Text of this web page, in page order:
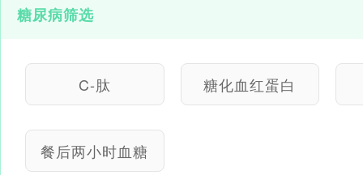
糖尿病筛选
C-肽 糖化血红蛋白
餐后两小时血糖